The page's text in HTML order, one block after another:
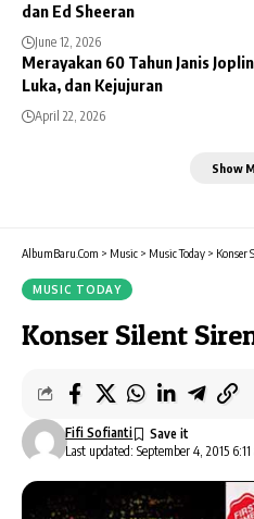
dan Ed Sheeran
June 12, 2026
Merayakan 60 Tahun Janis
Luka, dan Kejujuran
April 22, 2026
Show
AlbumBaru.Com > Music > Music Today > Konser
MUSIC TODAY
Konser Silent
Last updated: September 4, 2015 6:11
Fifi Sofianti